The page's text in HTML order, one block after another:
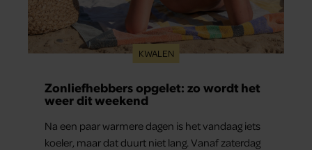
KWALEN
Zonliefhebbers opgelet: zo wordt het
weer dit weekend
Na een paar warmere dagen is het vandaag iets
koeler, maar dat duurt niet lang. Vanaf zaterdag